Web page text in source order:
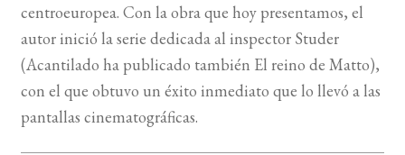
centroeuropea. Con la obra que hoy presentamos, el
autor inició la serie dedicada al inspector Studer
(Acantilado ha publicado también El reino de Matto),
con el que obtuvo un éxito inmediato que lo llevó a las
pantallas cinematográficas.